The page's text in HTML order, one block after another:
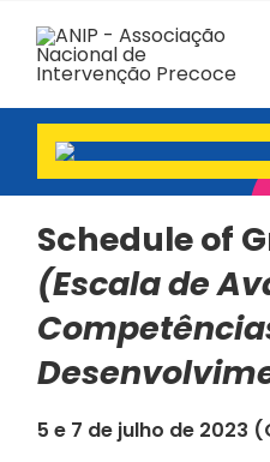
content
Schedule of
(Escalade
5 e 7 de julho de 2023